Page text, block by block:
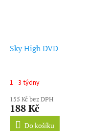
Sky High DVD
1 - 3 týdny
155 Kč bez DPH
188 Kč
Do košíku